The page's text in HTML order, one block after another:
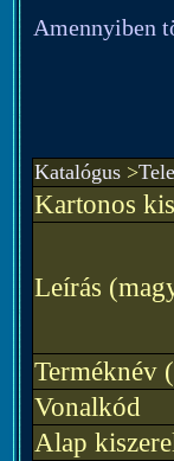
Amennyiben
Katalógus >
Kartonos
Leírás
Terméknév
Vonalkód
Alap